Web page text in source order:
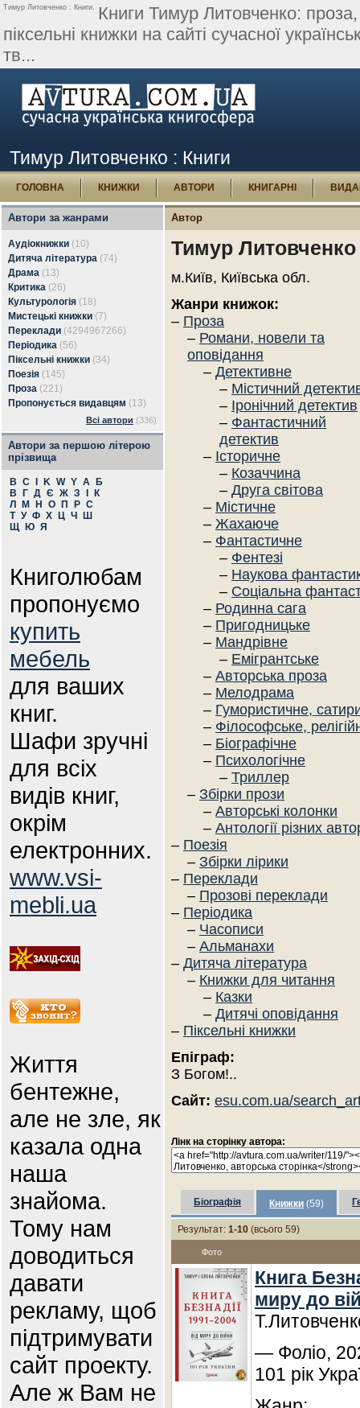
Тимур Литовченко : Книги. Книги Тимур Литовченко:
піксельні книжки на сайті сучасної
тв...
Тимур Литовченко : Книги
ГОЛОВНА КНИЖКИ АВТОРИ КНИГАРНІ
Автори за жанрами
Аудіокнижки (10)
Дитяча література (74)
Драма (13)
Критика (26)
Культурологія (18)
Мистецькі книжки (7)
Переклади (4294967266)
Періодика (56)
Піксельні книжки (34)
Поезія (145)
Проза (221)
Пропонується видавцям (13)
Всі автори (336)
Автори за першою літерою
прізвища
B C K W Y А
Б
В
Г Д Є Ж З
К
Л
М Н О П Р С
Т У Ф Х Ц Ч
Ш
Щ
Ю Я
Книголюбам
пропонуємо
купить
мебель
для ваших
книг.
Шафи зручні
для всіх
видів книг,
окрім
електронних.
www.vsi-
mebli.ua
Життя
бентежне,
але не зле, як
казала одна
наша
знайома.
Тому нам
доводиться
давати
рекламу, щоб
підтримувати
сайт проекту.
Але ж Вам не
Автор
Тимур Литовченко
м.Київ, Київська обл.
Жанри книжок:
– Проза
– Романи, новели та
оповідання
– Детективне
– Містичний
– Іронічний детектив
– Фантастичний
детектив
– Історичне
– Козаччина
– Друга світова
– Містичне
– Жахаюче
– Фантастичне
– Фентезі
– Наукова
– Соціальна
– Родинна сага
– Пригодницьке
– Мандрівне
– Емігрантське
– Авторська проза
– Мелодрама
– Гумористичне,
– Філософське,
– Біографічне
– Психологічне
– Триллер
– Збірки прози
– Авторські колонки
– Антології різних
– Поезія
– Збірки лірики
– Переклади
– Прозові переклади
– Періодика
– Часописи
– Альманахи
– Дитяча література
– Книжки для читання
– Казки
– Дитячі оповідання
– Піксельні книжки
Епіграф:
З Богом!..
Сайт: esu.com.ua/
Лінк на сторінку автора:
Біографія Книжки (59)
Результат: 1-10 (всього 59)
Фото
Книга
миру до
— Фоліо,
101 рік